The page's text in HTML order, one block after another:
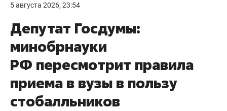
5 августа 2026, 23:54
Депутат Госдумы:
минобрнауки
РФ пересмотрит правила
приема в вузы в пользу
стобалльников